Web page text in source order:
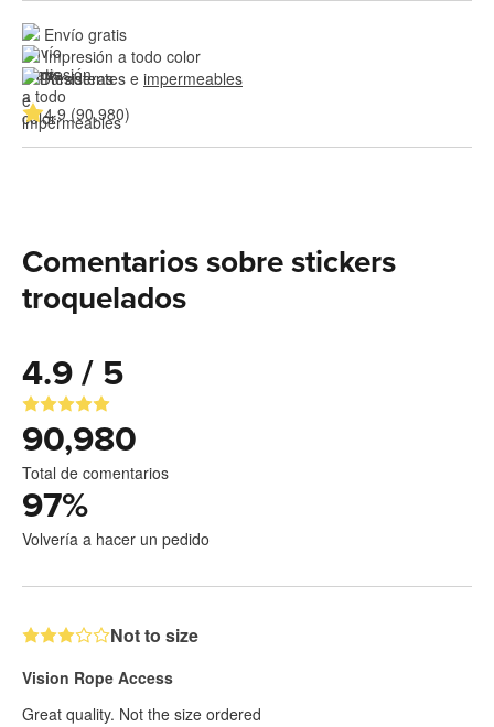
Envío gratis
Impresión a todo color
Resistentes e impermeables
4.9 (90,980)
Comentarios sobre stickers
troquelados
4.9 / 5
90,980
Total de comentarios
97%
Volvería a hacer un pedido
Not to size
Vision Rope Access
Great quality. Not the size ordered